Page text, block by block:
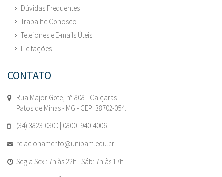
Dúvidas Frequentes
Trabalhe Conosco
Telefones e E-mails Úteis
Licitações
CONTATO
Rua Major Gote, n° 808 - Caiçaras
Patos de Minas - MG - CEP: 38702-054.
(34) 3823-0300 | 0800- 940-4006
relacionamento@unipam.edu.br
Seg a Sex : 7h às 22h | Sáb: 7h às 17h